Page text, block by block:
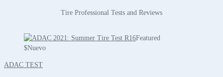
Tire Professional Tests and Reviews
Featured
$Nuevo
ADAC TEST